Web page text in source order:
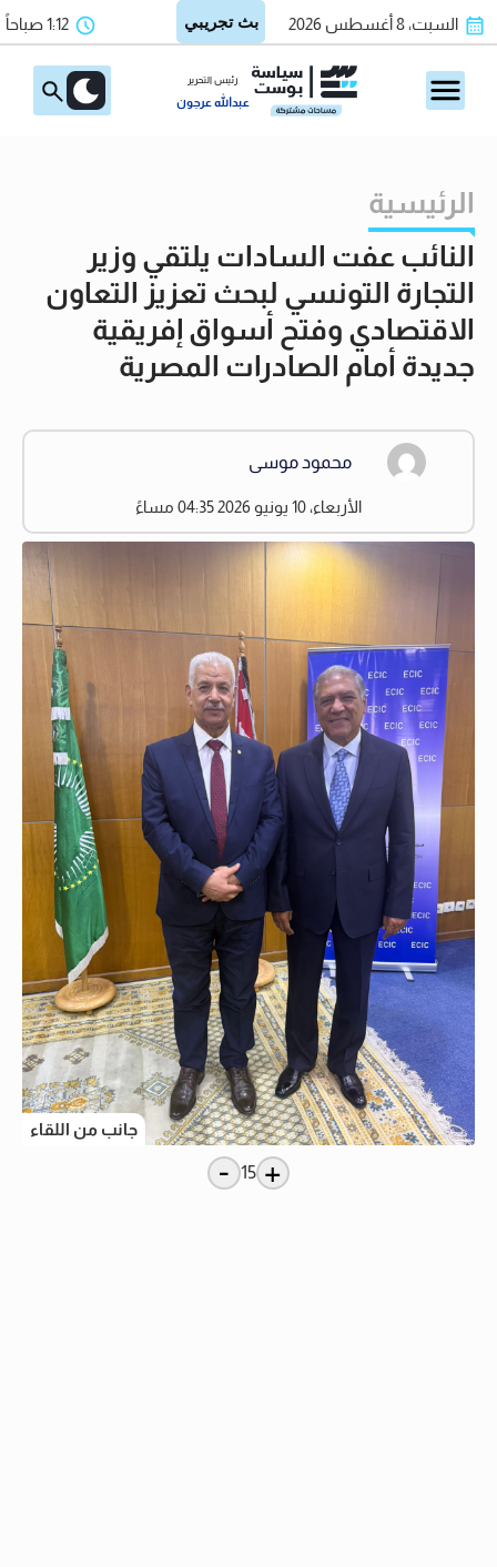
السبت، 8 أغسطس 2026 1:12 صباحاً
رئيس التحرير
عبدالله عرجون
الرئيسية
النائب عفت السادات يلتقي وزير
التجارة التونسي لبحث تعزيز التعاون
الاقتصادي وفتح أسواق إفريقية
جديدة أمام الصادرات المصرية
محمود موسى
الأربعاء، 10 يونيو 2026 04:35 مساءً
جانب من اللقاء
+
15
-